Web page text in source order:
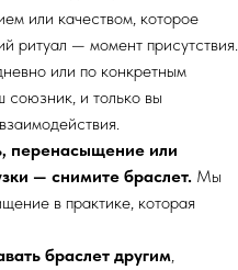
или качеством, которое
ритуал — момент присутствия.
или по конкретным
и только вы
перенасыщение или
— снимите браслет. Мы
в практике, которая
браслет другим,